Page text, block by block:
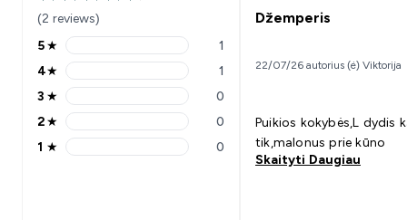
(2 reviews)
5 stars rating 1 reviews
5★ 1
4 stars rating 1 reviews
4★ 1
3 stars rating 0 reviews
3 ★ 0
2 stars rating 0 reviews
2★ 0
1 stars rating 0 reviews
1 ★ 0
Džemperis
22/07/26 autorius (ė) Viktorija
Puikios kokybės,L dydis
tik,malonus prie kūno
Skaityti Daugiau